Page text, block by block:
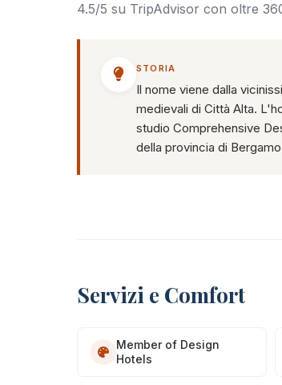
4.5/5 su TripAdvisor con oltre
STORIA
Il nome viene dalla
medievali di Città Alta.
studio Comprehensive
della provincia di
Servizi e Comfort
Member of Design
Hotels